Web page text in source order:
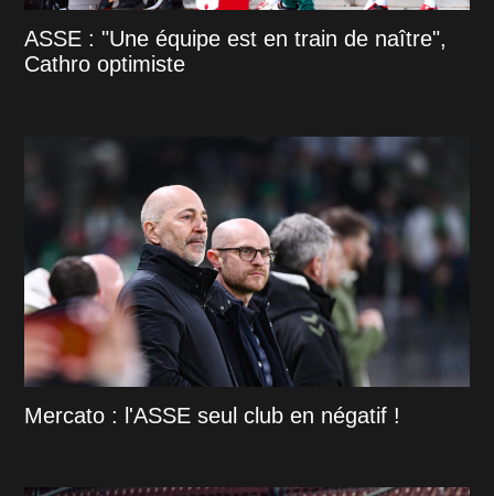
ASSE : "Une équipe est en train de naître",
Cathro optimiste
Mercato : l'ASSE seul club en négatif !